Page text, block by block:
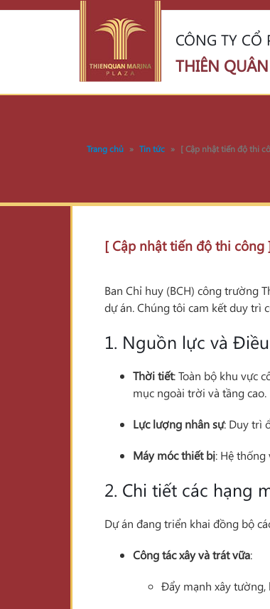
CÔNG TY
THIÊN
Trang chủ » Tin tức » [ Cập nhật tiến độ thi
[ Cập nhật tiến độ thi công
Ban Chỉ huy (BCH) công trường
dự án. Chúng tôi cam kết duy trì
1. Nguồn lực và
Thời tiết: Toàn bộ khu vực
mục ngoài trời và tầng cao.
Lực lượng nhân sự: Duy trì
Máy móc thiết bị: Hệ
2. Chi tiết các hạng
Dự án đang triển khai đồng bộ
Công tác xây và trát vữa:
Đẩy mạnh xây